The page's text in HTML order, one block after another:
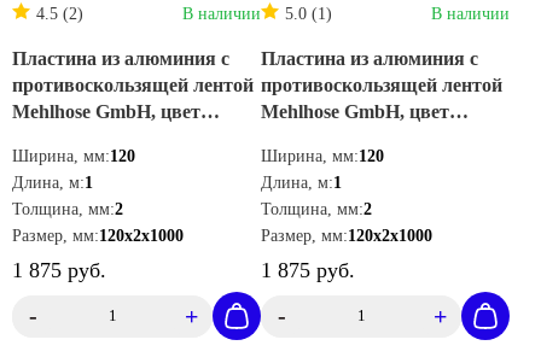
4.5 (2) В наличии
Пластина из алюминия с
противоскользящей лентой
Mehlhose GmbH, цвет
APM1SF2
Ширина, мм:120
Длина, м:1
Толщина, мм:2
Размер, мм:120х2х1000
1 875 руб.
- +
5.0 (1) В наличии
Пластина из алюминия с
противоскользящей лентой
Mehlhose GmbH, цвет
APM1GF1
Ширина, мм:120
Длина, м:1
Толщина, мм:2
Размер, мм:120х2х1000
1 875 руб.
- +